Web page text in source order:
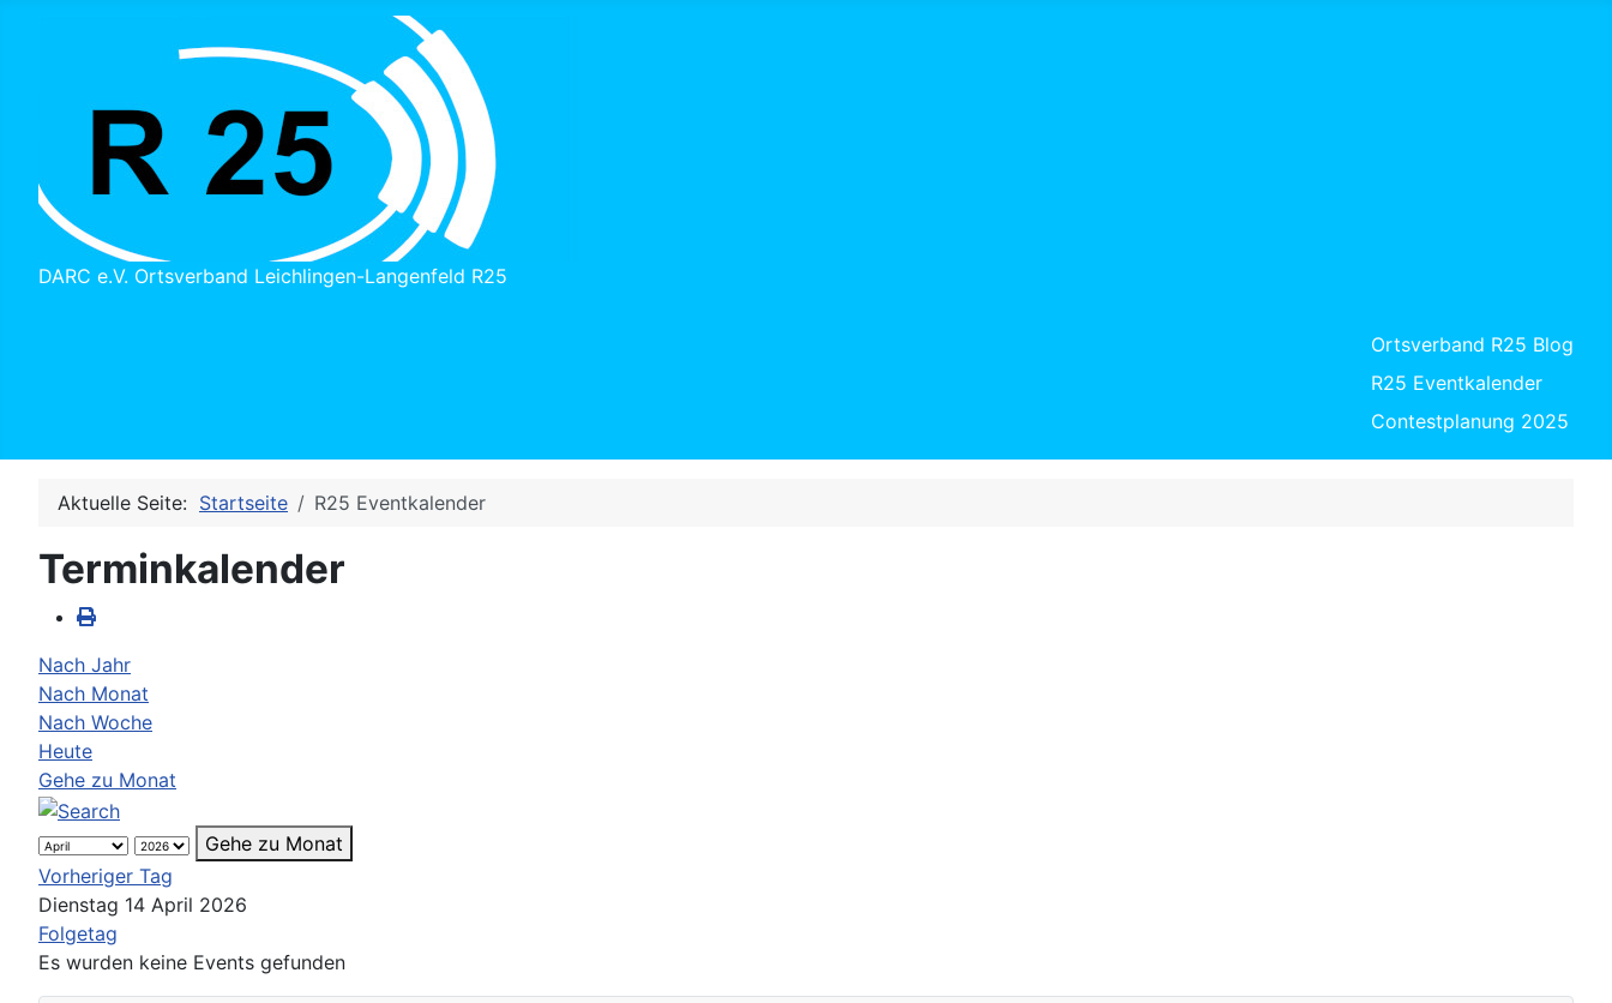
DARC e.V. Ortsverband Leichlingen-Langenfeld R25
Ortsverband R25 Blog
R25 Eventkalender
Contestplanung 2025
Aktuelle Seite: Startseite R25 Eventkalender
Terminkalender
Nach Jahr
Nach Monat
Nach Woche
Heute
Gehe zu Monat
Gehe zu Monat
Vorheriger Tag
Dienstag 14 April 2026
Folgetag
Es wurden keine Events gefunden